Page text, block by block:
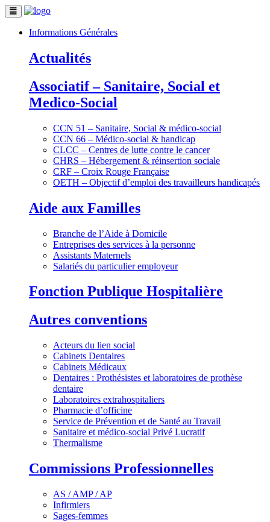
Informations Générales
Actualités
Associatif – Sanitaire, Social et
Medico-Social
CCN 51 – Sanitaire, Social & médico-social
CCN 66 – Médico-social & handicap
CLCC – Centres de lutte contre le cancer
CHRS – Hébergement & réinsertion sociale
CRF – Croix Rouge Française
OETH – Objectif d’emploi des travailleurs handicapés
Aide aux Familles
Branche de l’Aide à Domicile
Entreprises des services à la personne
Assistants Maternels
Salariés du particulier employeur
Fonction Publique Hospitalière
Autres conventions
Acteurs du lien social
Cabinets Dentaires
Cabinets Médicaux
Dentaires : Prothésistes et laboratoires de prothèse
dentaire
Laboratoires extrahospitaliers
Pharmacie d’officine
Service de Prévention et de Santé au Travail
Sanitaire et médico-social Privé Lucratif
Thermalisme
Commissions Professionnelles
AS / AMP / AP
Infirmiers
Sages-femmes